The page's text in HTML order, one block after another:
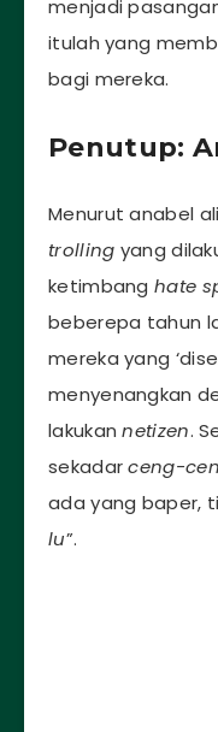
menjadi
itulah yang
bagi mereka.
Penutup:
Menurut anabel
trolling yang
ketimbanghate
beberepa tahun
mereka yang
menyenangkan
lakukannetizen.
sekadarceng-
ada yang baper,
lu”.